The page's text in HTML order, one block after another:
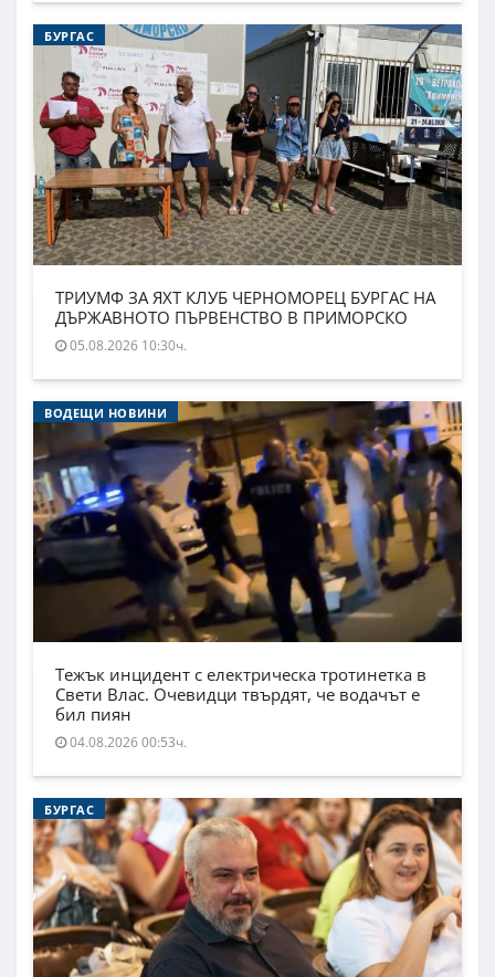
БУРГАС
ТРИУМФ ЗА ЯХТ КЛУБ ЧЕРНОМОРЕЦ БУРГАС НА
ДЪРЖАВНОТО ПЪРВЕНСТВО В ПРИМОРСКО
05.08.2026 10:30ч.
ВОДЕЩИ НОВИНИ
Тежък инцидент с електрическа тротинетка в
Свети Влас. Очевидци твърдят, че водачът е
бил пиян
04.08.2026 00:53ч.
БУРГАС